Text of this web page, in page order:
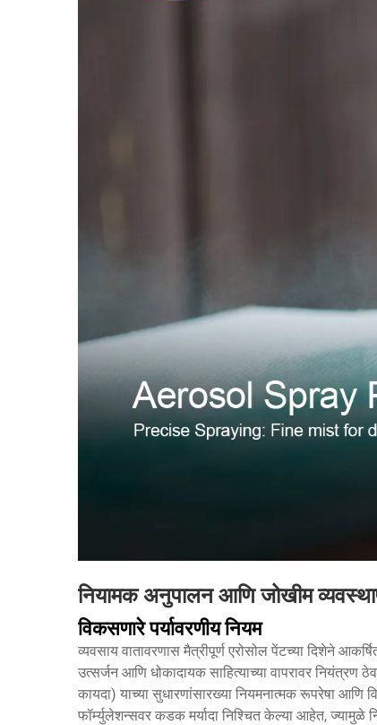
नियामक अनुपालन आणि जोखीम
विकसणारे पर्यावरणीय नियम
व्यवसाय वातावरणास मैत्रीपूर्ण एरोसोल पेंटच्या दिशेने
उत्सर्जन आणि धोकादायक साहित्याच्या वापरावर नियंत्रण
कायदा) याच्या सुधारणांसारख्या नियमनात्मक रूपरेषा आणि
फॉर्म्युलेशन्सवर कडक मर्यादा निश्चित केल्या आहेत,